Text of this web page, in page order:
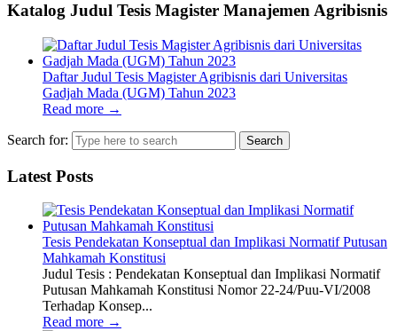
Katalog Judul Tesis Magister Manajemen Agribisnis
Daftar Judul Tesis Magister Agribisnis dari Universitas
Gadjah Mada (UGM) Tahun 2023
Read more →
Search for:
Latest Posts
Tesis Pendekatan Konseptual dan Implikasi Normatif Putusan
Mahkamah Konstitusi
Judul Tesis : Pendekatan Konseptual dan Implikasi Normatif
Putusan Mahkamah Konstitusi Nomor 22-24/Puu-VI/2008
Terhadap Konsep...
Read more →